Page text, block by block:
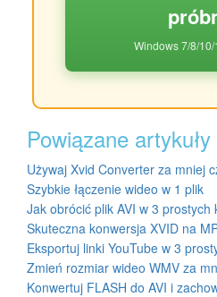
Windows 7/8/10/
Powiązane artykuły
Używaj Xvid Converter za mniej
Szybkie łączenie wideo w 1 plik
Jak obrócić plik AVI w 3 prostych
Skuteczna konwersja XVID na
Eksportuj linki YouTube w 3
Zmień rozmiar wideo WMV za
Konwertuj FLASH do AVI i